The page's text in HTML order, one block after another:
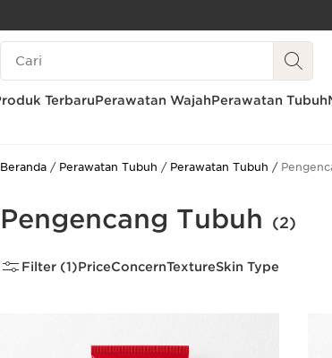
LEWATI KE KONTEN
Legenda Pencarian
TerbaruPerawatan WajahPerawatan Tubuh
Beranda Perawatan Tubuh Perawatan Tubuh
Pengencang Tubuh (2)
Filter (1)PriceConcernTextureSkin Type